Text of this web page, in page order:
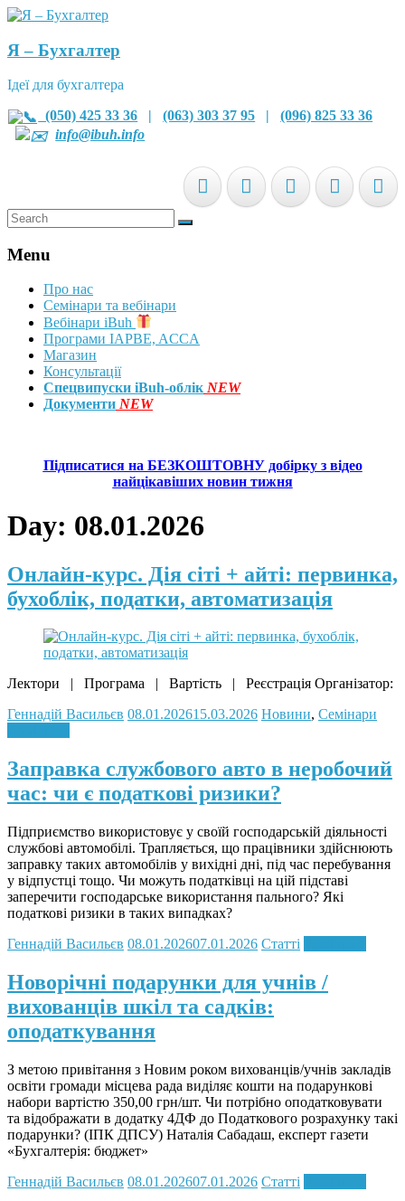
Я – Бухгалтер
Ідеї для бухгалтера
(050) 425 33 36 |(063) 303 37 95 |(096) 825 33 36
info@ibuh.info
Menu
Про нас
Семінари та вебінари
Вебінари iBuh
Програми IAPBE, ACCA
Магазин
Консультації
Спецвипуски iBuh-облік NEW
Документи NEW
Підписатися на БЕЗКОШТОВНУ добірку з відео
найцікавіших новин тижня
Day: 08.01.2026
Онлайн-курс. Дія сіті + айті: первинка,
бухоблік, податки, автоматизація
Лектори | Програма | Вартість | Реєстрація Організатор:
Геннадій Васильєв 08.01.202615.03.2026 Новини, Семінари
Заправка службового авто в неробочий
час: чи є податкові ризики?
Підприємство використовує у своїй господарській діяльності
службові автомобілі. Трапляється, що працівники здійснюють
заправку таких автомобілів у вихідні дні, під час перебування
у відпустці тощо. Чи можуть податківці на цій підставі
заперечити господарське використання пального? ​Які
податкові ризики в таких випадках?
Геннадій Васильєв 08.01.202607.01.2026 Статті
Новорічні подарунки для учнів /
вихованців шкіл та садків:
оподаткування
З метою привітання з Новим роком вихованців/учнів закладів
освіти громади місцева рада виділяє кошти на подарункові
набори вартістю 350,00 грн/шт. Чи потрібно оподатковувати
та відображати в додатку 4ДФ до Податкового розрахунку такі
подарунки? (ІПК ДПСУ) Наталія Сабадаш, експерт газети
«Бухгалтерія: бюджет»
Геннадій Васильєв 08.01.202607.01.2026 Статті